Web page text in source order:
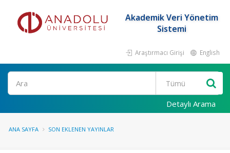
Akademik Veri Yönetim
Sistemi
Araştırmacı Girişi English
Ara
Detaylı Arama
ANA SAYFA SON EKLENEN YAYINLAR